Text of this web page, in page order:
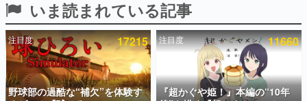
ピックアップ
電ファミのいま読まれている記事ランキング
アプリセール情報
いま読まれている記事
注目度 17215
野球部の過酷な“補欠”を体験す
注目度 11660
『超かぐや姫！』本編の“10年